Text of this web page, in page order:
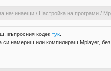
начинаещи/ Настройка на програми/
въпросния кодек тук.
си намериш или компилираш Mplayer,